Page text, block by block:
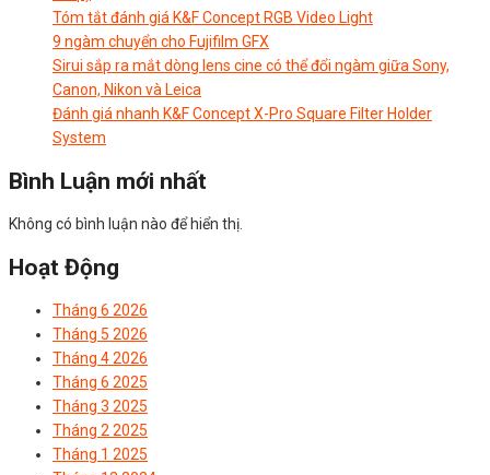
Tóm tắt đánh giá K&F Concept RGB Video Light
9 ngàm chuyển cho Fujifilm GFX
Sirui sắp ra mắt dòng lens cine có thể đổi ngàm giữa Sony,
Canon, Nikon và Leica
Đánh giá nhanh K&F Concept X-Pro Square Filter Holder
System
Bình Luận mới nhất
Không có bình luận nào để hiển thị.
Hoạt Động
Tháng 6 2026
Tháng 5 2026
Tháng 4 2026
Tháng 6 2025
Tháng 3 2025
Tháng 2 2025
Tháng 1 2025